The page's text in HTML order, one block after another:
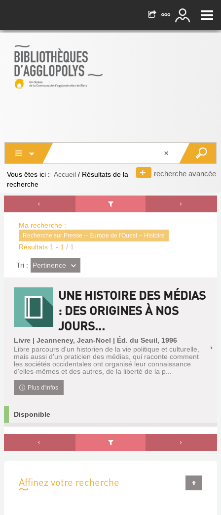
recherche avancée
Vous êtes ici : Accueil / Résultats de la
recherche
Ma recherche :
Recherche sur Presse -- Europe de l'Ouest -- Histoire
Résultats 1 - 1 / 1
Tri : (Effet
imédiat)
Pertinence
UNE HISTOIRE DES MÉDIAS
: DES ORIGINES À NOS
JOURS...
Livre | Jeanneney, Jean-Noel | Éd. du Seuil, 1996
Libre parcours d'un historien de la vie politique et culturelle,
mais aussi d'un praticien des médias, qui raconte comment
les sociétés occidentales ont organisé leur connaissance
d'elles-mêmes et des autres, de la liberté de la p...
Plus d'infos
Disponible
Affinez votre recherche